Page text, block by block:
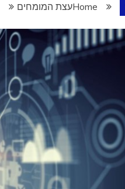
Homeעצת המומחים